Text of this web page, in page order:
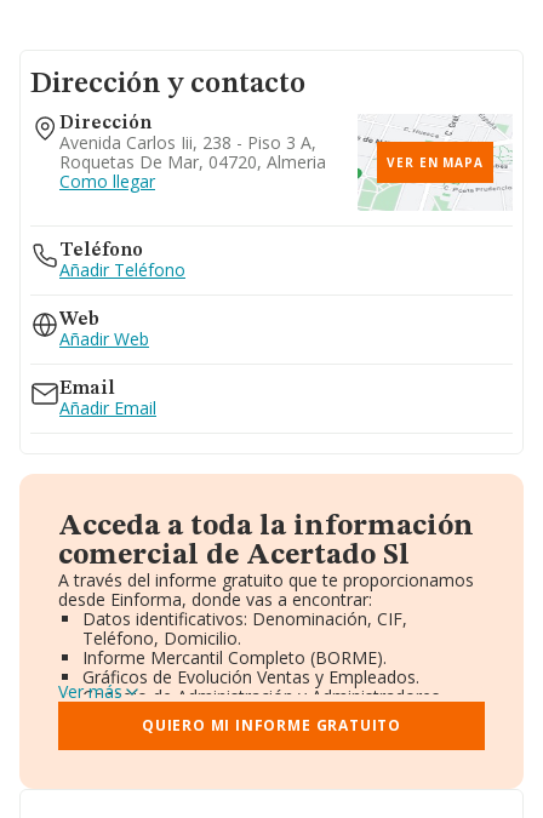
Dirección y contacto
Dirección
Avenida Carlos Iii, 238 - Piso 3 A,
Roquetas De Mar, 04720, Almeria
Como llegar
VER EN MAPA
Teléfono
Añadir Teléfono
Web
Añadir Web
Email
Añadir Email
Acceda a toda la información
comercial de Acertado Sl
A través del informe gratuito que te proporcionamos
desde Einforma, donde vas a encontrar:
Datos identificativos: Denominación, CIF,
Teléfono, Domicilio.
Informe Mercantil Completo (BORME).
Gráficos de Evolución Ventas y Empleados.
Consejo de Administración y Administradores.
Directivos y Ejecutivos.
Accionistas.
Participaciones y Vinculaciones en otras empresas.
Información oficial y registral complementaria.
Ver más
QUIERO MI INFORME GRATUITO